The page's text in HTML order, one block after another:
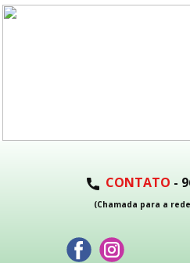
CONTATO -
(Chamada para a